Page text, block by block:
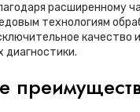
расширенному
технологиям
качество
диагностики.